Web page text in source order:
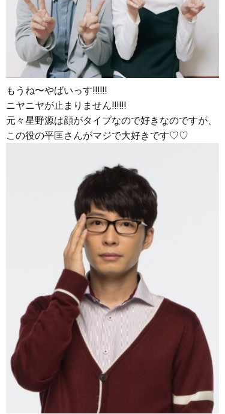
もうね〜やばいっす‼︎‼︎‼︎
ニヤニヤが止まりません‼︎‼︎‼︎
元々星野源は顔がタイプなので好きなのですが、
この役の平匡さんがマジで大好きです♡♡